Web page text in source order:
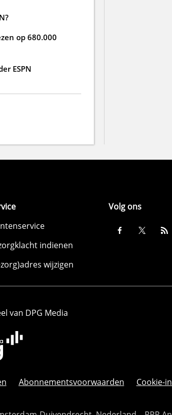
op 680.000
ESPN
indienen
wijzigen
Volg ons
van DPG Media
Abonnementsvoorwaarden Cookie-